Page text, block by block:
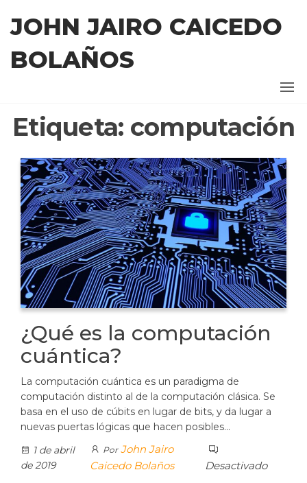
JOHN JAIRO CAICEDO
BOLAÑOS
Etiqueta: computación
¿Qué es la computación
cuántica?
La computación cuántica es un paradigma de
computación distinto al de la computación clásica. Se
basa en el uso de cúbits en lugar de bits, y da lugar a
nuevas puertas lógicas que hacen posibles…
1 de abril
de 2019
Por John Jairo
Caicedo Bolaños
Desactivado